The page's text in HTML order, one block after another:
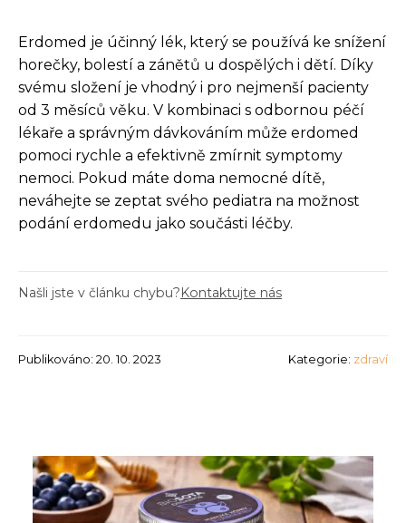
Erdomed je účinný lék, který se používá ke snížení
horečky, bolestí a zánětů u dospělých i dětí. Díky
svému složení je vhodný i pro nejmenší pacienty
od 3 měsíců věku. V kombinaci s odbornou péčí
lékaře a správným dávkováním může erdomed
pomoci rychle a efektivně zmírnit symptomy
nemoci. Pokud máte doma nemocné dítě,
neváhejte se zeptat svého pediatra na možnost
podání erdomedu jako součásti léčby.
Našli jste v článku chybu?Kontaktujte nás
Publikováno: 20. 10. 2023 Kategorie: zdraví